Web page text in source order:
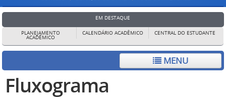
EM DESTAQUE
PLANEJAMENTO
ACADÊMICO
CALENDÁRIO ACADÊMICO CENTRAL DO ESTUDANTE
MENU
Fluxograma